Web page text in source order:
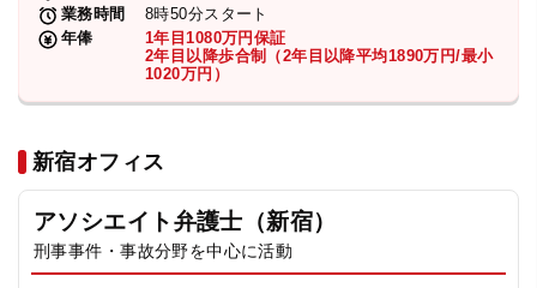
業務時間
8時50分スタート
年俸
1年目1080万円保証
2年目以降歩合制（2年目以降平均1890万円/最小
1020万円）
新宿オフィス
アソシエイト弁護士（新宿）
刑事事件・事故分野を中心に活動
費用
求人採用
お知らせ